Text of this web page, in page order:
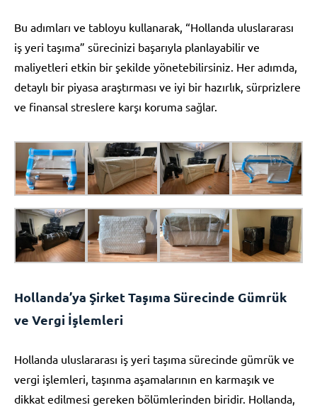
Bu adımları ve tabloyu kullanarak, “Hollanda uluslararası
iş yeri taşıma” sürecinizi başarıyla planlayabilir ve
maliyetleri etkin bir şekilde yönetebilirsiniz. Her adımda,
detaylı bir piyasa araştırması ve iyi bir hazırlık, sürprizlere
ve finansal streslere karşı koruma sağlar.
Hollanda’ya Şirket Taşıma Sürecinde Gümrük
ve Vergi İşlemleri
Hollanda uluslararası iş yeri taşıma sürecinde gümrük ve
vergi işlemleri, taşınma aşamalarının en karmaşık ve
dikkat edilmesi gereken bölümlerinden biridir. Hollanda,